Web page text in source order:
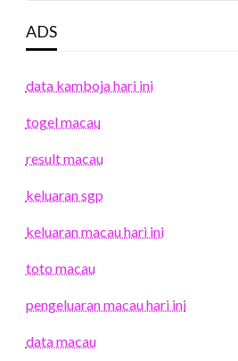
ADS
data kamboja hari ini
togel macau
result macau
keluaran sgp
keluaran macau hari ini
toto macau
pengeluaran macau hari ini
data macau